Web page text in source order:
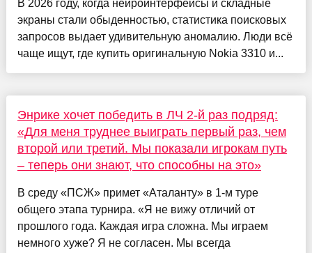
В 2026 году, когда нейроинтерфейсы и складные
экраны стали обыденностью, статистика поисковых
запросов выдает удивительную аномалию. Люди всё
чаще ищут, где купить оригинальную Nokia 3310 и...
Энрике хочет победить в ЛЧ 2-й раз подряд:
«Для меня труднее выиграть первый раз, чем
второй или третий. Мы показали игрокам путь
– теперь они знают, что способны на это»
В среду «ПСЖ» примет «Аталанту» в 1-м туре
общего этапа турнира. «Я не вижу отличий от
прошлого года. Каждая игра сложна. Мы играем
немного хуже? Я не согласен. Мы всегда